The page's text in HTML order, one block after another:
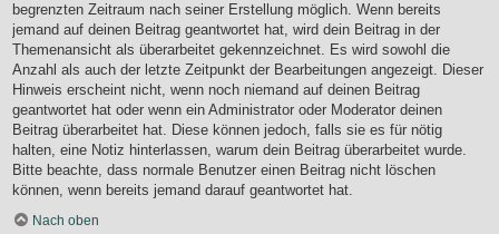
begrenzten Zeitraum nach seiner Erstellung möglich. Wenn bereits
jemand auf deinen Beitrag geantwortet hat, wird dein Beitrag in der
Themenansicht als überarbeitet gekennzeichnet. Es wird sowohl die
Anzahl als auch der letzte Zeitpunkt der Bearbeitungen angezeigt. Dieser
Hinweis erscheint nicht, wenn noch niemand auf deinen Beitrag
geantwortet hat oder wenn ein Administrator oder Moderator deinen
Beitrag überarbeitet hat. Diese können jedoch, falls sie es für nötig
halten, eine Notiz hinterlassen, warum dein Beitrag überarbeitet wurde.
Bitte beachte, dass normale Benutzer einen Beitrag nicht löschen
können, wenn bereits jemand darauf geantwortet hat.
Nach oben